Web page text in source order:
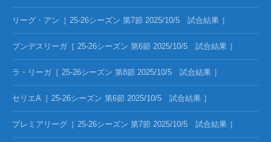
リーグ・アン［ 25-26シーズン 第7節 2025/10/5 試合結果 ］
ブンデスリーガ［ 25-26シーズン 第6節 2025/10/5 試合結果 ］
ラ・リーガ［ 25-26シーズン 第8節 2025/10/5 試合結果 ］
セリエA［ 25-26シーズン 第6節 2025/10/5 試合結果 ］
プレミアリーグ［ 25-26シーズン 第7節 2025/10/5 試合結果 ］